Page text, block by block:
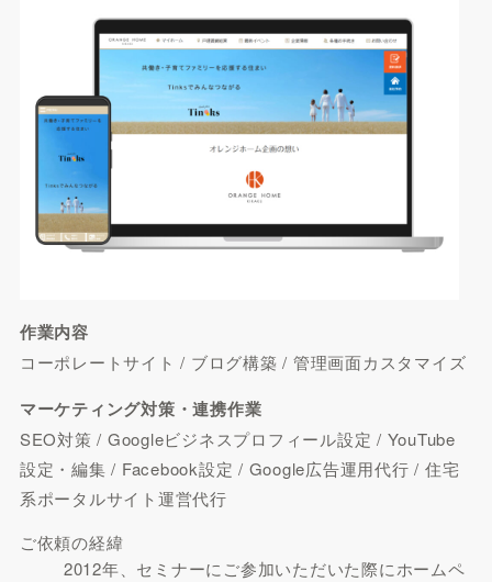
作業内容
コーポレートサイト / ブログ構築 / 管理画面カスタマイズ
マーケティング対策・連携作業
SEO対策 / Googleビジネスプロフィール設定 / YouTube
設定・編集 / Facebook設定 / Google広告運用代行 / 住宅
系ポータルサイト運営代行
ご依頼の経緯
2012年、セミナーにご参加いただいた際にホームペ